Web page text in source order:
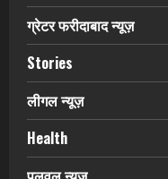
ग्रेटर फरीदाबाद न्यूज़
Stories
लीगल न्यूज़
Health